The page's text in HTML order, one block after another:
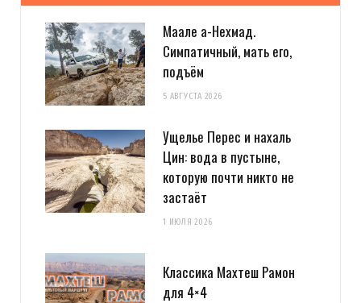
Маале а-Нехмад.
Симпатичный, мать его,
подъём
5 АВГУСТА 2026
Ущелье Перес и нахаль
Цин: вода в пустыне,
которую почти никто не
застаёт
1 ИЮЛЯ 2026
Классика Махтеш Рамон
для 4×4